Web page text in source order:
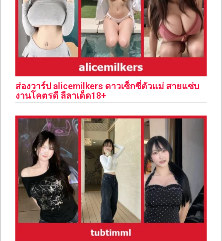
ส่องวาร์ป alicemilkers ดาวเซ็กซี่ตัวแม่ สายแซ่บ
งานโคตรดี ลีลาเด็ด18+